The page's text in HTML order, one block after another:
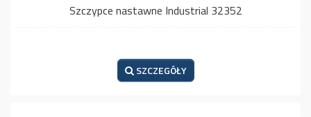
Szczypce nastawne Industrial 32352
SZCZEGÓŁY